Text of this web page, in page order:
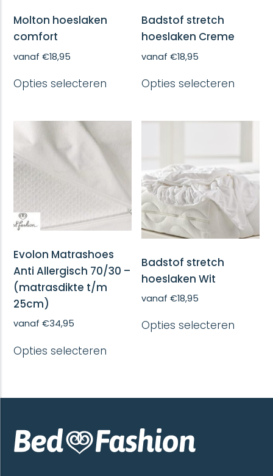
Molton hoeslaken
comfort
vanaf€18,95
Opties selecteren product
variaties.
optie
gekozen
worden
productpagina
Badstof stretch
hoeslaken Creme
vanaf€18,95
Opties selecteren
kan
op
Evolon Matrashoes
Anti Allergisch 70/30 –
(matrasdikte t/m
25cm)
vanaf€34,95
Opties selecteren
Deze
gekozen
worden
Badstof stretch
hoeslaken Wit
vanaf€18,95
Opties selecteren
kan